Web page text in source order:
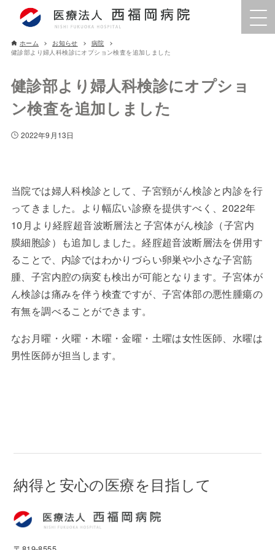
ホーム お知らせ
病院
健診部より婦人科検診にオプション検査を追加しました
健診部より婦人科検診にオプショ
ン検査を追加しました
2022年9月13日
当院では婦人科検診として、子宮頸がん検診と内診を行
ってきました。より幅広い診療を提供すべく、2022年
10月より経腟超音波断層法と子宮体がん検診（子宮内
膜細胞診）も追加しました。経腟超音波断層法を併用す
ることで、内診ではわかりづらい卵巣や小さな子宮筋
腫、子宮内腔の病変も検出が可能となります。子宮体が
ん検診は痛みを伴う検査ですが、子宮体部の悪性腫瘍の
有無を調べることができます。
なお月曜・火曜・木曜・金曜・土曜は女性医師、水曜は
男性医師が担当します。
納得と安心の医療を目指して